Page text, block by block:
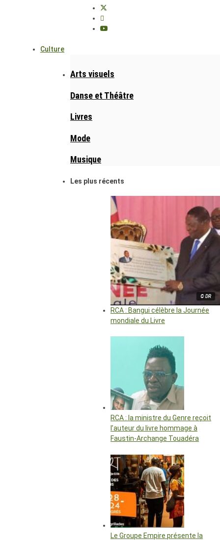
Culture
Arts visuels
Danse et Théâtre
Livres
Mode
Musique
Les plus récents
© DR
RCA : Bangui célèbre la Journée
mondiale du Livre
RCA : la ministre du Genre reçoit
l’auteur du livre hommage à
Faustin-Archange Touadéra
Le Groupe Empire présente la